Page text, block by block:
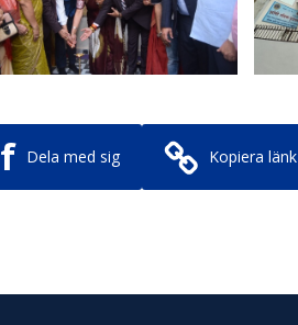
f Dela med sig Kopiera länk